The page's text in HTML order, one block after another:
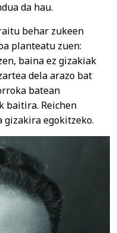
da hau.
behar zukeen
planteatu zuen:
baina ez gizakiak
dela arazo bat
batean
baitira. Reichen
egokitzeko.